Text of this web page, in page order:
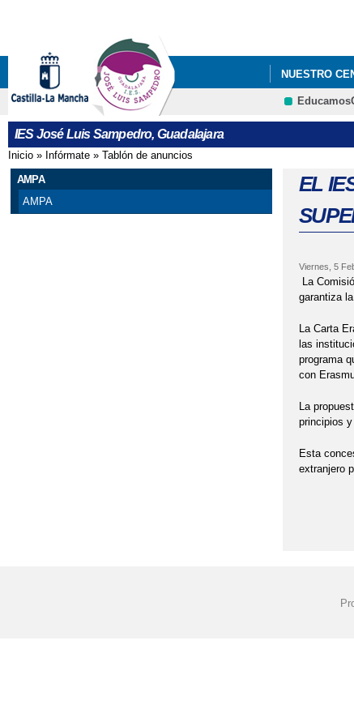
NUESTRO
VI PLAN DE
IES José Luis Sampedro, Guadalajara
Se encuentra usted aquí
Inicio » Infórmate » Tablón de anuncios
AMPA
AMPA
EL
Viernes, 5
La
garantiza
La Carta
las
programa
con
La
principios
Esta
extranjero